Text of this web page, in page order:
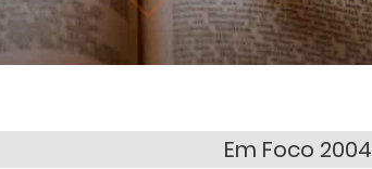
Em Foco 2004